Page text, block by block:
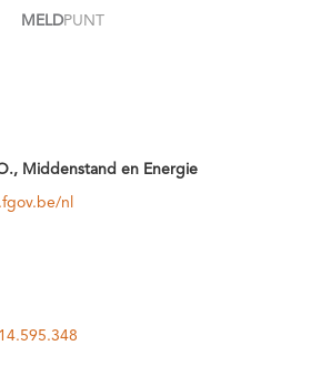
MELDPUNT
Middenstand en Energie
nl